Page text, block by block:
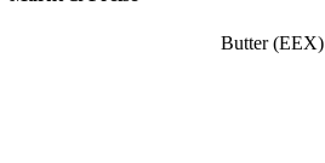
Butter (EEX)